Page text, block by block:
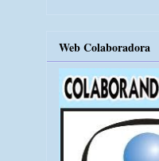
Web Colaboradora